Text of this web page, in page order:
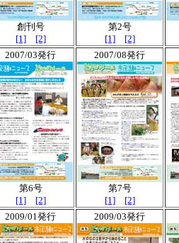
創刊号
[1]
[2]
第2号
[1]
[2]
2007/03発行
第6号
[1]
[2]
2007/08発行
第7号
[1]
[2]
2009/01発行
2009/03発行